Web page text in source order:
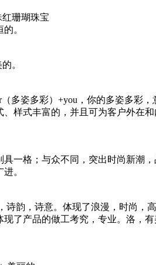
珊瑚珠宝
。
。
姿多彩）+you，你的多姿多彩，
样式丰富的，并且可为客户外在和
格；与众不同，突出时尚新潮，
。
韵，诗意。体现了浪漫，时尚，
了产品的做工考究，专业。洛，